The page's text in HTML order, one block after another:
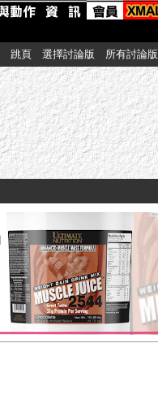
跳頁 選擇討論版 所有討論版